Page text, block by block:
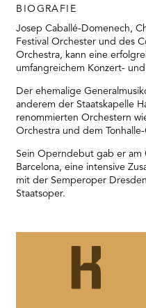
BIOGRAFIE
Josep Caballé-Domenech,
Festival Orchester und des
Orchestra, kann eine
umfangreichem Konzert-
Der ehemalige
anderem der Staatskapelle
renommierten Orchestern
Orchestra und dem
Sein Operndebut gab er am
Barcelona, eine intensive
mit der Semperoper
Staatsoper.